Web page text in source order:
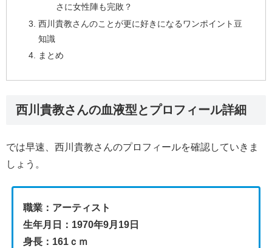
さに女性陣も完敗？
西川貴教さんのことが更に好きになるワンポイント豆
知識
まとめ
西川貴教さんの血液型とプロフィール詳細
では早速、西川貴教さんのプロフィールを確認していきま
しょう。
職業：アーティスト
生年月日：1970年9月19日
身⾧：161ｃｍ